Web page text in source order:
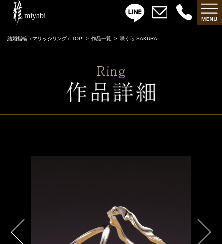
結婚指輪（マリッジリング）TOP 作品一覧 咲くら-SAKURA-